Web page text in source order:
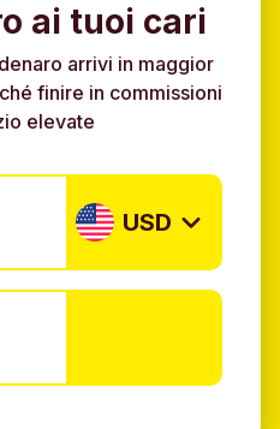
ai tuoi cari
arrivi in maggior
finire in commissioni
elevate
USD